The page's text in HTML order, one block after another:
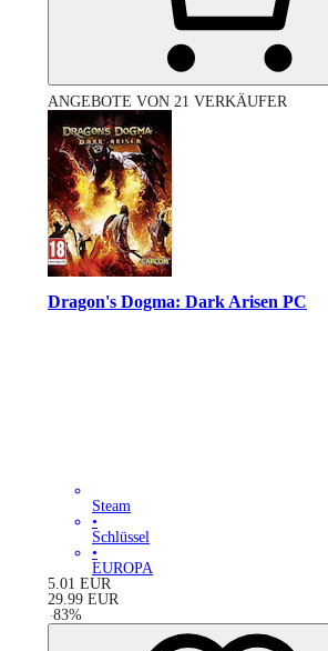
ANGEBOTE VON 21 VERKÄUFER
Dragon's Dogma: Dark Arisen PC
Steam
•
Schlüssel
•
EUROPA
5.01 EUR
29.99 EUR
-83%